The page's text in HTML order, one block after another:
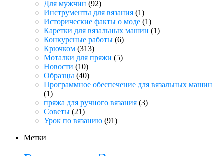
Для мужчин (92)
Инструменты для вязания (1)
Исторические факты о моде (1)
Каретки для вязальных машин (1)
Конкурсные работы (6)
Крючком (313)
Моталки для пряжи (5)
Новости (10)
Образцы (40)
Программное обеспечение для вязальных машин
(1)
пряжа для ручного вязания (3)
Советы (21)
Урок по вязанию (91)
Метки